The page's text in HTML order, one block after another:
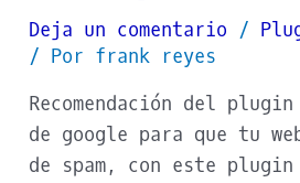
Deja un comentario /
/ Por frank reyes
Recomendación del
de google para que tu
de spam, con este